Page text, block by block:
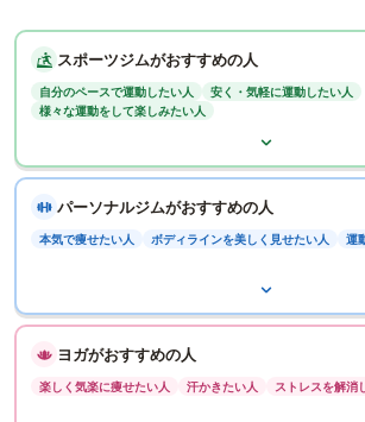
スポーツジムがおすすめの人
自分のペースで運動したい人
安く・気軽に運動したい人
様々な運動をして楽しみたい人
パーソナルジムがおすすめの人
本気で痩せたい人 ボディラインを美しく見せたい人 運
ヨガがおすすめの人
楽しく気楽に痩せたい人 汗かきたい人 ストレスを解消